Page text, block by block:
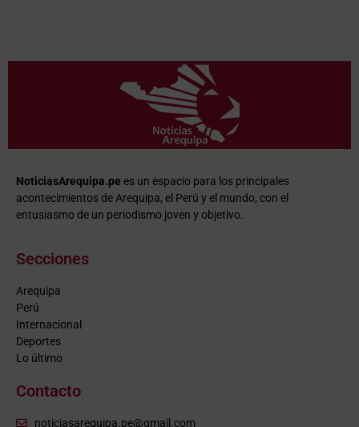
NoticiasArequipa.pe es un espacio para los principales
acontecimientos de Arequipa, el Perú y el mundo, con el
entusiasmo de un periodismo joven y objetivo.
Secciones
Arequipa
Perú
Internacional
Deportes
Lo último
Contacto
noticiasarequipa.pe@gmail.com